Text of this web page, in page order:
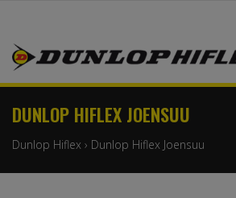
DUNLOP HIFLEX JOENSUU
Dunlop Hiflex › Dunlop Hiflex Joensuu